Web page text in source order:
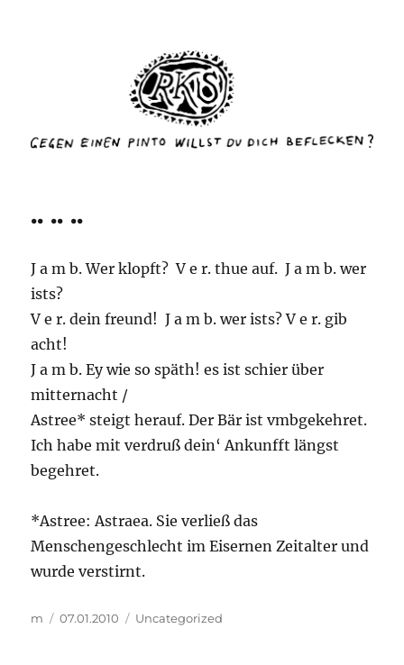
rottenkinckschow
.. .. ..
J a m b. Wer klopft? V e r. thue auf. J a m b. wer
ists?
V e r. dein freund! J a m b. wer ists? V e r. gib
acht!
J a m b. Ey wie so späth! es ist schier über
mitternacht /
Astree* steigt herauf. Der Bär ist vmbgekehret.
Ich habe mit verdruß dein‘ Ankunfft längst
begehret.
*Astree: Astraea. Sie verließ das
Menschengeschlecht im Eisernen Zeitalter und
wurde verstirnt.
Autor
m
Veröffentlicht
07.01.2010 Kategorien
Uncategorized